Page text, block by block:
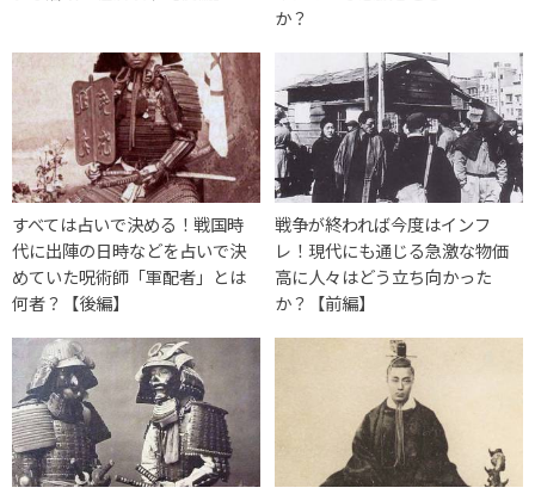
か？
すべては占いで決める！戦国時
代に出陣の日時などを占いで決
めていた呪術師「軍配者」とは
何者？【後編】
戦争が終われば今度はインフ
レ！現代にも通じる急激な物価
高に人々はどう立ち向かった
か？【前編】